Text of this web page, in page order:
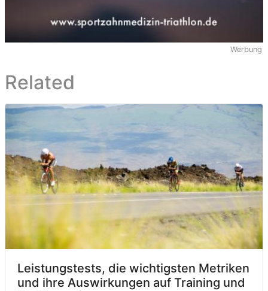
Werbung
Related
Leistungstests, die wichtigsten Metriken
und ihre Auswirkungen auf Training und